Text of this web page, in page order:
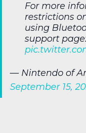
For more
restrictions
using
support
— Nintendo of
September 15,